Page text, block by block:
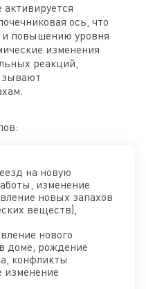
ось, что
и повышению уровня
изменения
реакций,
на новую
изменение
новых запахов
веществ),
нового
доме, рождение
конфликты
изменение